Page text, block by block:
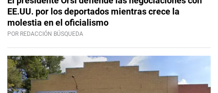
EE.UU. por los deportados mientras crece la
molestia en el oficialismo
POR REDACCIÓN BÚSQUEDA